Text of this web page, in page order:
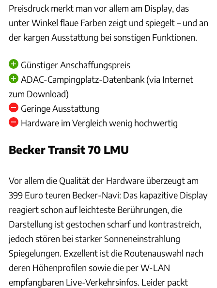
Preisdruck merkt man vor allem am Display, das
unter Winkel flaue Farben zeigt und spiegelt – und an
der kargen Ausstattung bei sonstigen Funktionen.
Günstiger Anschaffungspreis
ADAC-Campingplatz-Datenbank (via Internet
zum Download)
Geringe Ausstattung
Hardware im Vergleich wenig hochwertig
Becker Transit 70 LMU
Vor allem die Qualität der Hardware überzeugt am
399 Euro teuren Becker-Navi: Das kapazitive Display
reagiert schon auf leichteste Berührungen, die
Darstellung ist gestochen scharf und kontrastreich,
jedoch stören bei starker Sonneneinstrahlung
Spiegelungen. Exzellent ist die Routenauswahl nach
deren Höhenprofilen sowie die per W-LAN
empfangbaren Live-Verkehrsinfos. Leider packt